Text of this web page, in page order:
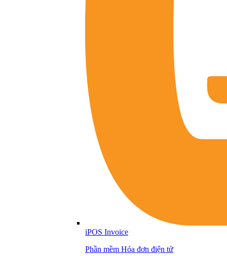
iPOS Invoice
Phần mềm Hóa đơn điện tử